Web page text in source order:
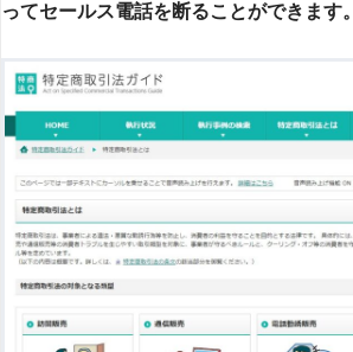
ってセールス電話を断ることができます。